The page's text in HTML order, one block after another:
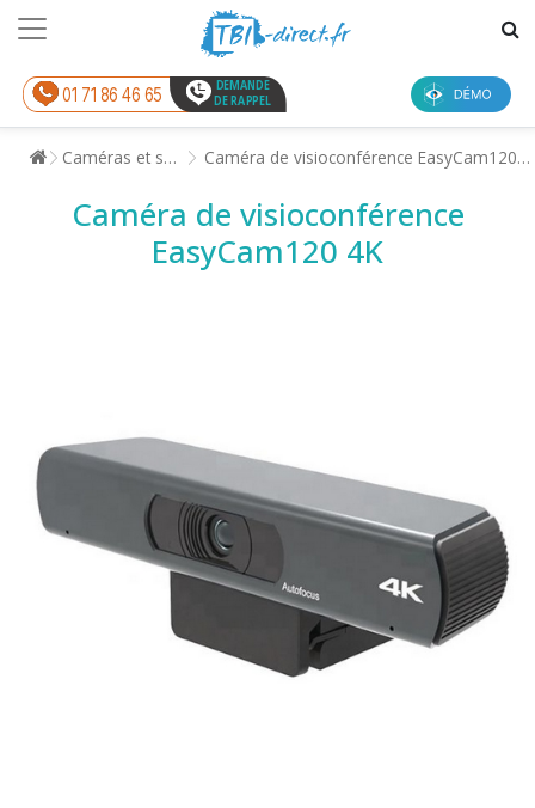
01 71 86 46 65
DEMANDE
DE RAPPEL
Caméras et son Caméra de visioconférence EasyCam120 4K
Caméra de visioconférence
EasyCam120 4K